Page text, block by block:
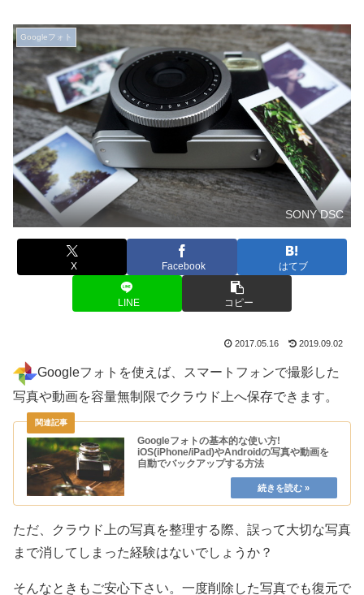
Googleフォト
SONY DSC
X Facebook はてブ
LINE コピー
2017.05.16 2019.09.02
Googleフォトを使えば、スマートフォンで撮影した
写真や動画を容量無制限でクラウド上へ保存できます。
Googleフォトの基本的な使い方!
iOS(iPhone/iPad)やAndroidの写真や動画を
自動でバックアップする方法
ただ、クラウド上の写真を整理する際、誤って大切な写真
まで消してしまった経験はないでしょうか？
そんなときもご安心下さい。一度削除した写真でも復元で